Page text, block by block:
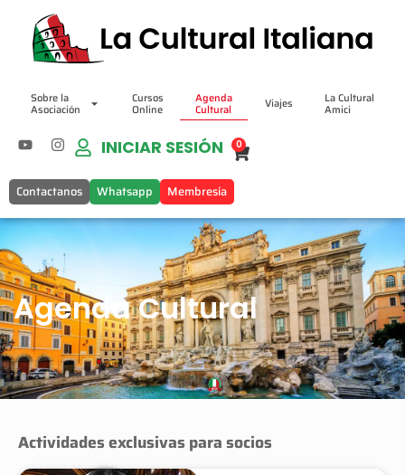
Sobre la
Asociación
Cursos
Online
Agenda
Cultural Viajes La Cultural
Amici
INICIAR SESIÓN 0
Contactanos Whatsapp Membresía
Agenda Cultural
Actividades exclusivas para socios